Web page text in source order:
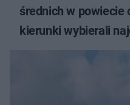
średnich w
kierunki wybierali